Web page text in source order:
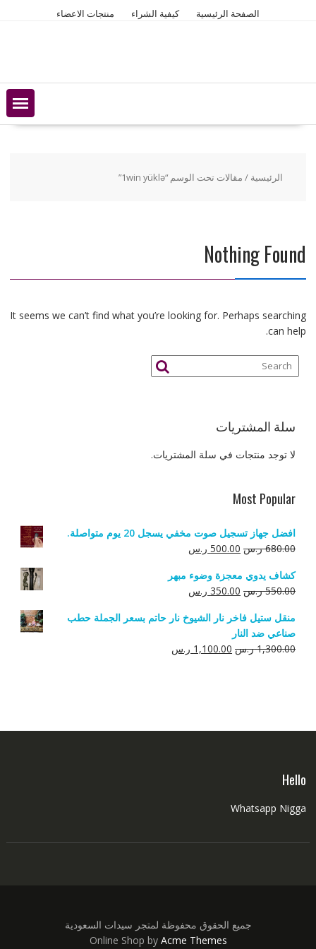
الصفحة الرئيسية كيفية الشراء منتجات الاعضاء
الرئيسية / مقالات تحت الوسم “1win yüklə”
Nothing Found
It seems we can’t find what you’re looking for. Perhaps searching
can help.
سلة المشتريات
لا توجد منتجات في سلة المشتريات.
Most Popular
افضل جهاز تسجيل صوت مخفي يسجل 20 يوم متواصلة.
680.00 ر.س السعر
هو:
680.00 ر.س.
500.00 ر.سالسعر
هو:
500.00 ر.س.
كشاف يدوي معجزة وضوء مبهر
550.00 ر.س السعر
هو:
550.00 ر.س.
350.00 ر.سالسعر
هو:
منقل ستيل فاخر نار الشيوخ نار حاتم بسعر الجملة حطب
صناعي ضد النار
1,300.00 ر.س السعر
1,100.00 ر.سالسعر
Hello
Whatsapp Nigga
جميع الحقوق محفوظة لمتجر سيدات السعودية
Online Shop by Acme Themes